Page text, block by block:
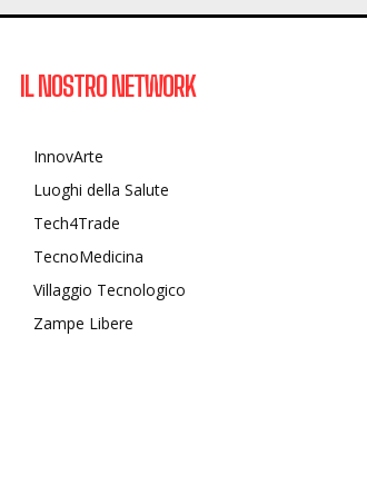
IL NOSTRO NETWORK
InnovArte
Luoghi della Salute
Tech4Trade
TecnoMedicina
Villaggio Tecnologico
Zampe Libere